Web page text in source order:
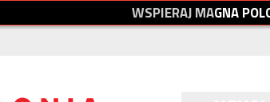
WSPIERAJMAGNAPOL